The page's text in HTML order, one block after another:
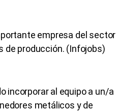
empresa del sector
de producción. (Infojobs)
incorporar al equipo a un/a
metálicos y de